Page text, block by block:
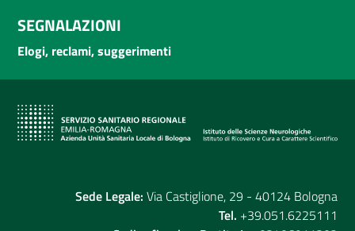
SEGNALAZIONI
Elogi, reclami, suggerimenti
Sede Legale: Via Castiglione, 29 - 40124 Bologna
Tel. +39.051.6225111